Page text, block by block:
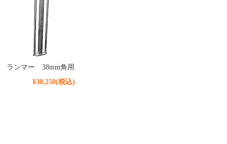
ランマー 38mm角用
¥30,250(税込)